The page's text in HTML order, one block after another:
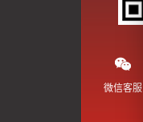
微信客服